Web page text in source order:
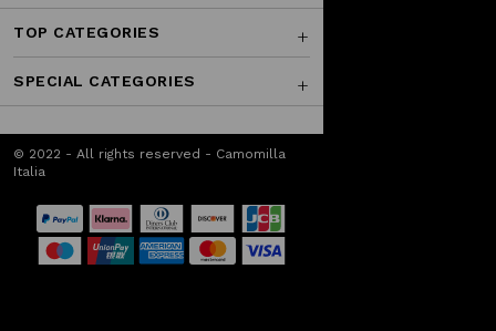
TOP CATEGORIES
SPECIAL CATEGORIES
© 2022 - All rights reserved - Camomilla
Italia